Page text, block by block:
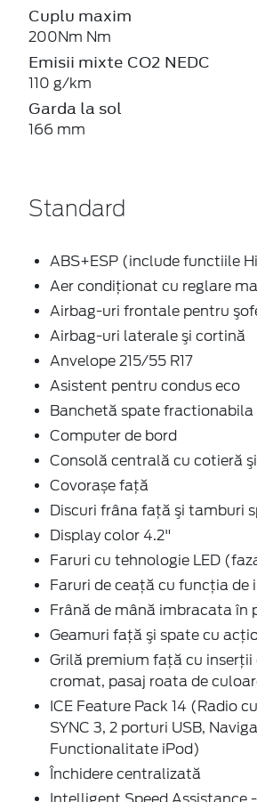
Cuplu maxim
200Nm Nm
Emisii mixte CO2 NEDC
110 g/km
Garda la sol
166 mm
Standard
ABS+ESP (include functiile
Aer condiţionat cu reglare
Airbag-uri frontale pentru
Airbag-uri laterale şi cortină
Anvelope 215/55 R17
Asistent pentru condus eco
Banchetă spate
Computer de bord
Consolă centrală cu cotieră
Covorașe față
Discuri frâna faţă şi tamburi
Display color 4.2"
Faruri cu tehnologie LED
Faruri de ceaţă cu funcţia de
Frână de mână imbracata în
Geamuri faţă şi spate cu
Grilă premium faţă cu
cromat, pasaj roata de
ICE Feature Pack 14 (Radio
SYNC 3, 2 porturi USB,
Functionalitate iPod)
Închidere centralizată